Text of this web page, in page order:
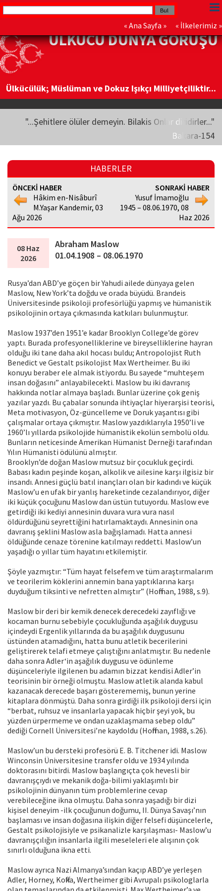
« Ana Sayfa » « İlkelerimiz »
ÜLKÜCÜ DÜNYA GÖRÜŞÜ
Ülkücülük; Müslüman ve Dokuz Işıkçı Milliyetçiliktir...
"...Şehitlere ölüler demeyin. Bilakis Onlar diridirler..."
Bakara-154
HABERLER
ÖNCEKİ HABER
Hâkim en-Nisâburî
M.Yaşar Kandemir, 03
Ağu 2026
SONRAKİ HABER
Yusuf İmamoğlu
1945 – 08.06.1970, 08
Haz 2026
08 Haz
2026
Abraham Maslow
01.04.1908 – 08.06.1970
Rusya’dan ABD’ye göçen bir Yahudi ailede dünyaya gelen
Maslow, New York’ta doğdu ve orada büyüdü. Brandeis
Üniversitesinde psikoloji profesörlüğü yapmış ve hümanistik
psikolojinin ortaya çıkmasında katkıları bulunmuştur.
Maslow 1937’den 1951’e kadar Brooklyn College’de görev
yaptı. Burada profesyonelliklerine ve bireyselliklerine hayran
olduğu iki tane daha akıl hocası buldu; Antropolojist Ruth
Benedict ve Gestalt psikolojist Max Wertheimer. Bu iki
konuyu beraber ele almak istiyordu. Bu sayede “muhteşem
insan doğasını” anlayabilecekti. Maslow bu iki davranış
hakkında notlar almaya başladı. Bunlar üzerine çok geniş
yazılar yazdı. Bu çabalar sonunda ihtiyaçlar hiyerarşisi teorisi,
Meta motivasyon, Öz-güncelleme ve Doruk yaşantısı gibi
çalışmalar ortaya çıkmıştır. Maslow yazdıklarıyla 1950’li ve
1960’lı yıllarda psikolojide hümanistik ekolün sembolü oldu.
Bunların neticesinde Amerikan Hümanist Derneği tarafından
Yılın Hümanisti ödülünü almıştır.
Brooklyn’de doğan Maslow mutsuz bir çocukluk geçirdi.
Babası kadın peşinde koşan, alkolik ve ailesine karşı ilgisiz bir
insandı. Annesi güçlü batıl inançları olan bir kadındı ve küçük
Maslow’u en ufak bir yanlış hareketinde cezalandırıyor, diğer
iki küçük çocuğunu Maslow dan üstün tutuyordu. Maslow eve
getirdiği iki kediyi annesinin duvara vura vura nasıl
öldürdüğünü seyrettiğini hatırlamaktaydı. Annesinin ona
davranış şeklini Maslow asla bağışlamadı. Hatta annesi
öldüğünde cenaze törenine katılmayı reddetti. Maslow’un
yaşadığı o yıllar tüm hayatını etkilemiştir.
Şöyle yazmıştır: “Tüm hayat felsefem ve tüm araştırmalarım
ve teorilerim köklerini annemin bana yaptıklarına karşı
duyduğum tiksinti ve nefretten almıştır” (Hoffman, 1988, s.9).
Maslow bir deri bir kemik denecek derecedeki zayıflığı ve
kocaman burnu sebebiyle çocukluğunda aşağılık duygusu
içindeydi Ergenlik yıllarında da bu aşağılık duygusunu
üstünden atamadığını, hatta bunu atletik becerilerini
geliştirerek telafi etmeye çalıştığını anlatmıştır. Bu nedenle
daha sonra Adler‘in aşağılık duygusu ve ödünleme
düşünceleriyle ilgilenen bu adamın bizzat kendisi Adler’in
teorisinin bir örneği olmuştu. Maslow atletik alanda kabul
kazanacak derecede başarı gösterememiş, bunun yerine
kitaplara dönmüştü. Daha sonra girdiği ilk psikoloji dersi için
“berbat, ruhsuz ve insanlarla yapacak hiçbir şeyi yok, bu
yüzden ürpermeme ve ondan uzaklaşmama sebep oldu”
dediği Cornell Üniversitesi’ne kaydoldu (Hoffman, 1988, s.26).
Maslow’un bu dersteki profesörü E. B. Titchener idi. Maslow
Winconsin Üniversitesine transfer oldu ve 1934 yılında
doktorasını bitirdi. Maslow başlangıçta çok hevesli bir
davranışçıydı ve mekanik doğa-bilimi yaklaşımlı bir
psikolojinin dünyanın tüm problemlerine cevap
verebileceğine ikna olmuştu. Daha sonra yaşadığı bir dizi
kişisel deneyim -ilk çocuğunun doğumu, II. Dünya Savaşı’nın
başlaması ve insan doğasına ilişkin diğer felsefi düşüncelerle,
Gestalt psikolojisiyle ve psikanalizle karşılaşması- Maslow’u
davranışçılığın insanlarla ilgili meseleleri ele alışının çok
sınırlı olduğuna ikna etti.
Maslow ayrıca Nazi Almanya’sından kaçıp ABD’ye yerleşen
Adler, Horney, Koffka, Wertheimer gibi Avrupalı psikologlarla